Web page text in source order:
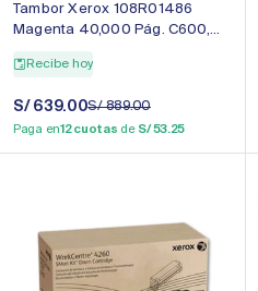
Tambor Xerox 108R01486
Magenta 40,000 Pág. C600,
Recibe hoy
Precio
de
venta
S/ 639.00
Precio
regular
S/ 889.00
Paga en12 cuotas de S/ 53.25